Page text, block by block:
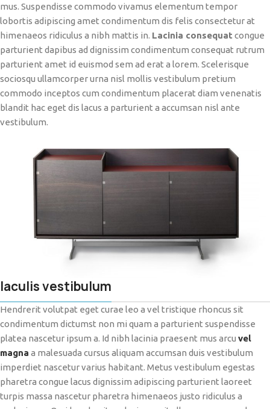
mus. Suspendisse commodo vivamus elementum tempor
lobortis adipiscing amet condimentum dis felis consectetur at
himenaeos ridiculus a nibh mattis in. Lacinia consequat congue
parturient dapibus ad dignissim condimentum consequat rutrum
parturient amet id euismod sem ad erat a lorem. Scelerisque
sociosqu ullamcorper urna nisl mollis vestibulum pretium
commodo inceptos cum condimentum placerat diam venenatis
blandit hac eget dis lacus a parturient a accumsan nisl ante
vestibulum.
Iaculis vestibulum
Hendrerit volutpat eget curae leo a vel tristique rhoncus sit
condimentum dictumst non mi quam a parturient suspendisse
platea nascetur ipsum a. Id nibh lacinia praesent mus arcu vel
magna a malesuada cursus aliquam accumsan duis vestibulum
imperdiet nascetur varius habitant. Metus vestibulum egestas
pharetra congue lacus dignissim adipiscing parturient laoreet
turpis massa nascetur pharetra himenaeos justo ridiculus a